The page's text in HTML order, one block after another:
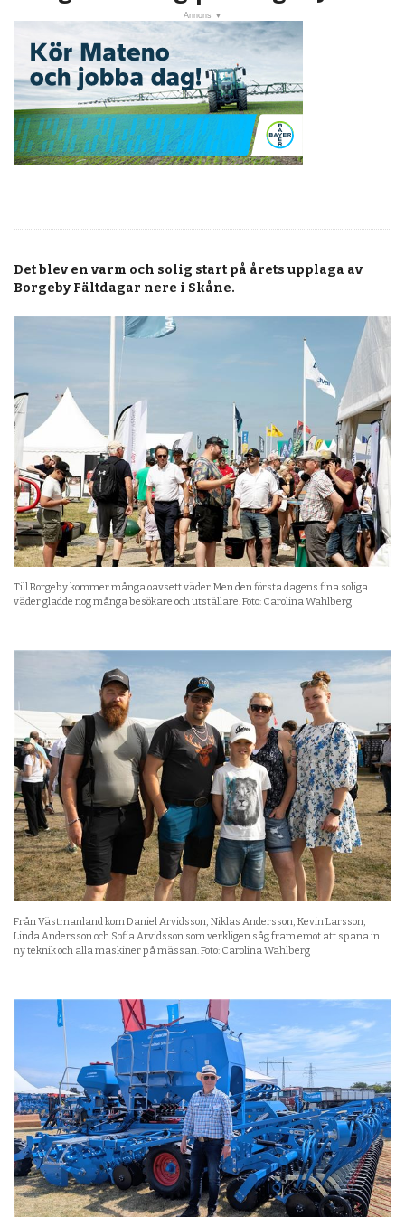
Veckans nyheter
Läsartoppen
RSS-flöde
OPINION
KALENDER
JOBB
ANNONSERA
OM OSS
Det blev en varm och solig start på årets upplaga av
Borgeby Fältdagar nere i Skåne.
Till Borgeby kommer många oavsett väder. Men den första dagens fina soliga
väder gladde nog många besökare och utställare. Foto: Carolina Wahlberg
Från Västmanland kom Daniel Arvidsson, Niklas Andersson, Kevin Larsson,
Linda Andersson och Sofia Arvidsson som verkligen såg fram emot att spana in
ny teknik och alla maskiner på mässan. Foto: Carolina Wahlberg